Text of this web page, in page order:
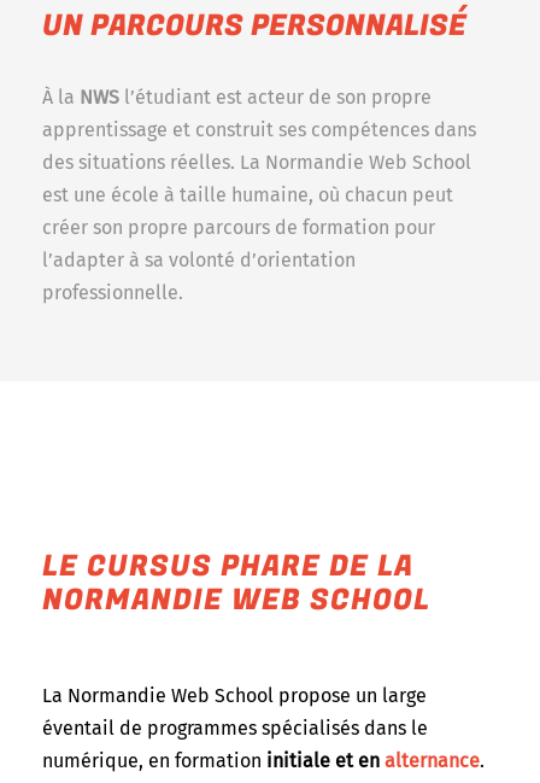
UN PARCOURS PERSONNALISÉ
À la NWS l’étudiant est acteur de son propre
apprentissage et construit ses compétences dans
des situations réelles. La Normandie Web School
est une école à taille humaine, où chacun peut
créer son propre parcours de formation pour
l’adapter à sa volonté d’orientation
professionnelle.
LE CURSUS PHARE DE LA
NORMANDIE WEB SCHOOL
La Normandie Web School propose un large
éventail de programmes spécialisés dans le
numérique, en formation initiale et en alternance.